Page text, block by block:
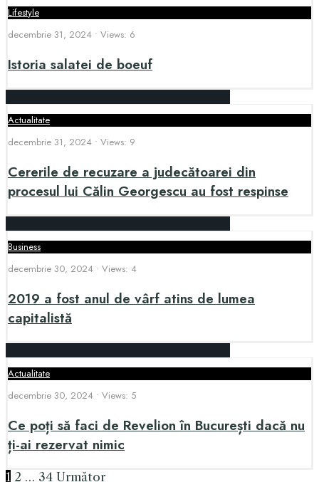
Lifestyle
decembrie 31, 2024 • Views: 6
Istoria salatei de boeuf
Actualitate
decembrie 31, 2024 • Views: 9
Cererile de recuzare a judecătoarei din
procesul lui Călin Georgescu au fost respinse
Business
decembrie 30, 2024 • Views: 4
2019 a fost anul de vârf atins de lumea
capitalistă
Actualitate
decembrie 30, 2024 • Views: 5
Ce poți să faci de Revelion în București dacă nu
ți-ai rezervat nimic
1 2 … 34 Următor